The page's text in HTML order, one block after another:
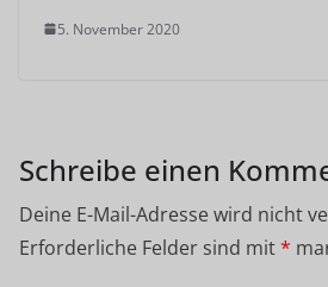
5. November 2020
Schreibe einen
Deine E-Mail-Adresse wird nicht
Erforderliche Felder sind mit*